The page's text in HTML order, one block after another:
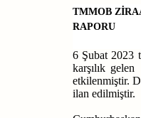
TMMOB
RAPORU
6 Şubat 2023
karşılık
etkilenmiştir.
ilan edilmiştir.